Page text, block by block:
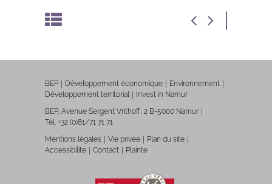
BEP Développement économique
Environnement
Développement territorial
Invest in Namur
BEP, Avenue Sergent Vrithoff, 2 B-5000 Namur
Tél. +32 (0)81/71 71 71
Mentions légales
Vie privée
Plan du site
Accessibilité
Contact Plainte